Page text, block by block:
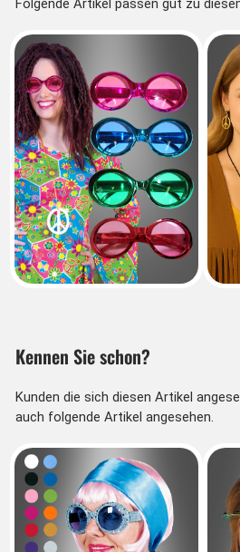
Folgende Artikel passen gut zu
Vorherige
Kennen Sie schon?
Kunden die sich diesen Artikel
auch folgende Artikel angesehen.